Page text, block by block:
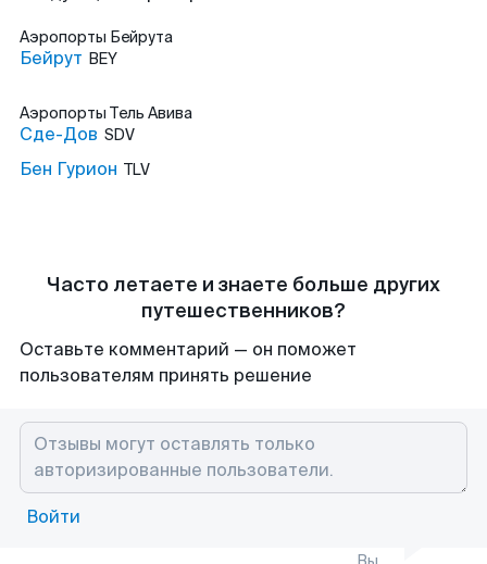
Аэропорты Бейрута
Бейрут BEY
Аэропорты Тель Авива
Сде-Дов SDV
Бен Гурион TLV
Часто летаете и знаете больше других
путешественников?
Оставьте комментарий — он поможет
пользователям принять решение
Войти